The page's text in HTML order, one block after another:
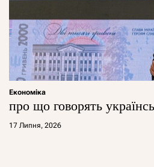
Економіка
про що говорять
17 Липня, 2026